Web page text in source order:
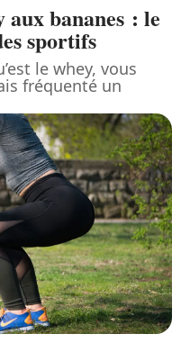
aux bananes : le
sportifs
le whey, vous
fréquenté un